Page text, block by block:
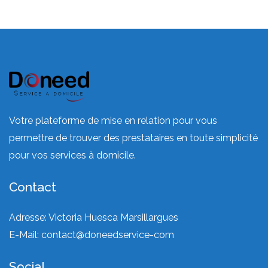
Votre plateforme de mise en relation pour vous
permettre de trouver des prestataires en toute simplicité
pour vos services à domicile.
Contact
Adresse: Victoria Huesca Marsillargues
E-Mail: contact@doneedservice-com